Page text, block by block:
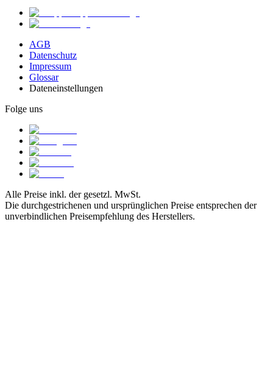
AGB
Datenschutz
Impressum
Glossar
Dateneinstellungen
Folge uns
Alle Preise inkl. der gesetzl. MwSt.
Die durchgestrichenen und ursprünglichen Preise entsprechen der
unverbindlichen Preisempfehlung des Herstellers.